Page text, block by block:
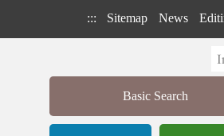
::: Sitemap News
Basic Search